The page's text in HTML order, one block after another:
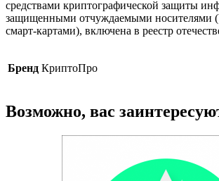
средствами криптографической защиты
защищенными отчуждаемыми носителями
смарт-картами), включена в реестр
Бренд КриптоПро
Возможно, вас